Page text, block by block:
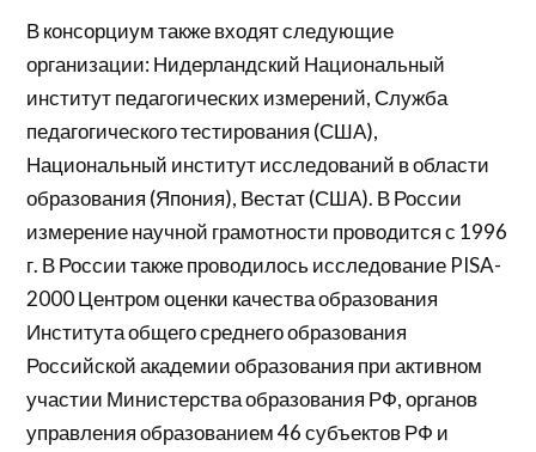
В консорциум также входят следующие
организации: Нидерландский Национальный
институт педагогических измерений, Служба
педагогического тестирования (США),
Национальный институт исследований в области
образования (Япония), Вестат (США). В России
измерение научной грамотности проводится с 1996
г. В России также проводилось исследование PISA-
2000 Центром оценки качества образования
Института общего среднего образования
Российской академии образования при активном
участии Министерства образования РФ, органов
управления образованием 46 субъектов РФ и